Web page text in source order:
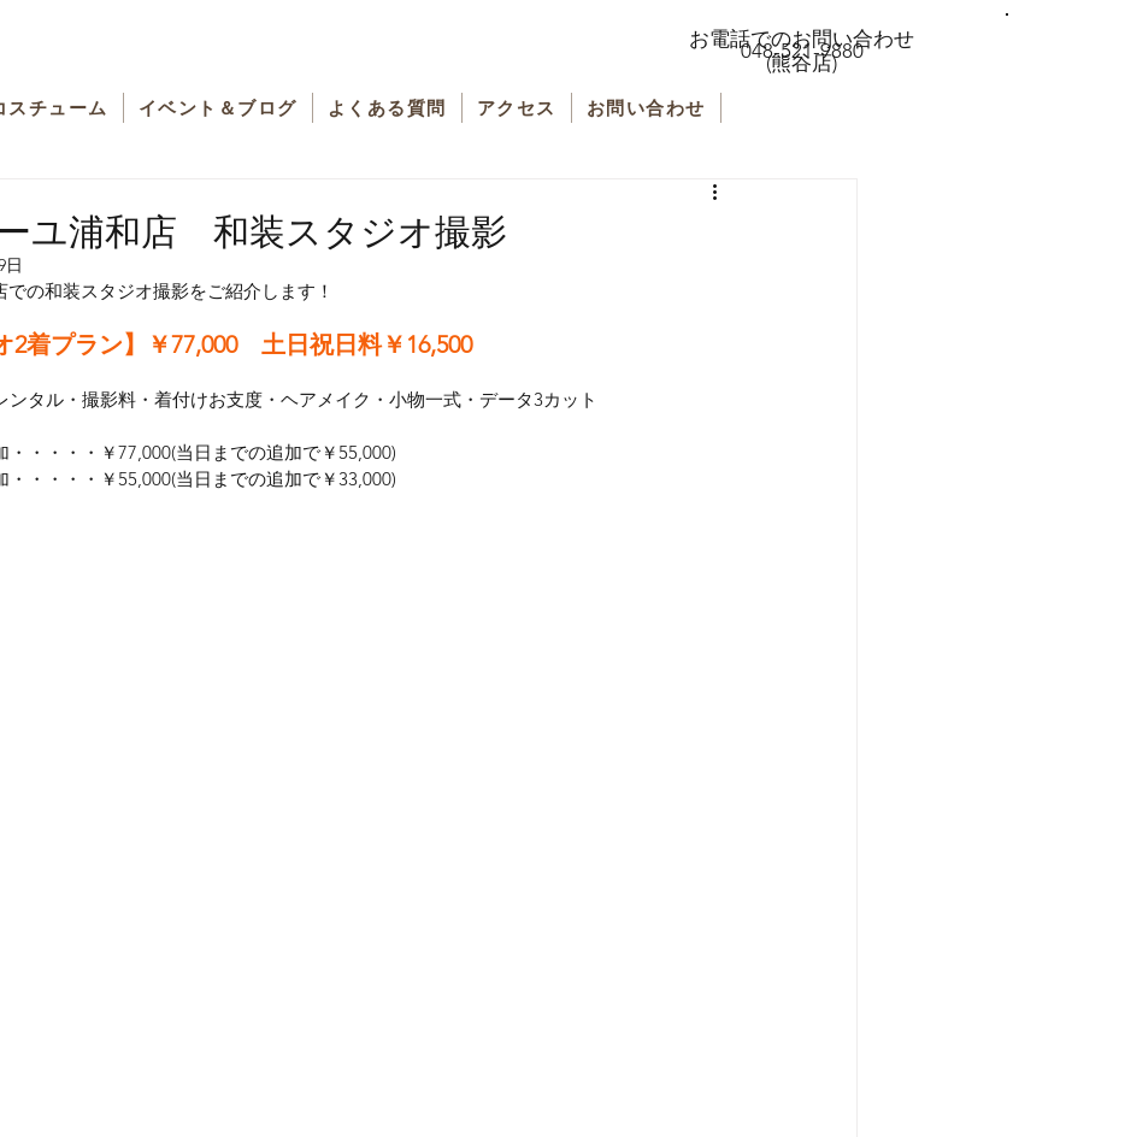
スチューム イベント＆ブログ よくある質問 アクセス お問い合わせ
お電話でのお問い合わせ
048-521-9880
(熊谷店)
ユ浦和店 和装スタジオ撮影
日
での和装スタジオ撮影をご紹介します！
2着プラン】￥77,000　土日祝日料￥16,500
ンタル・撮影料・着付けお支度・ヘアメイク・小物一式・データ3カット
・・・・・￥77,000(当日までの追加で￥55,000)
・・・・・￥55,000(当日までの追加で￥33,000)